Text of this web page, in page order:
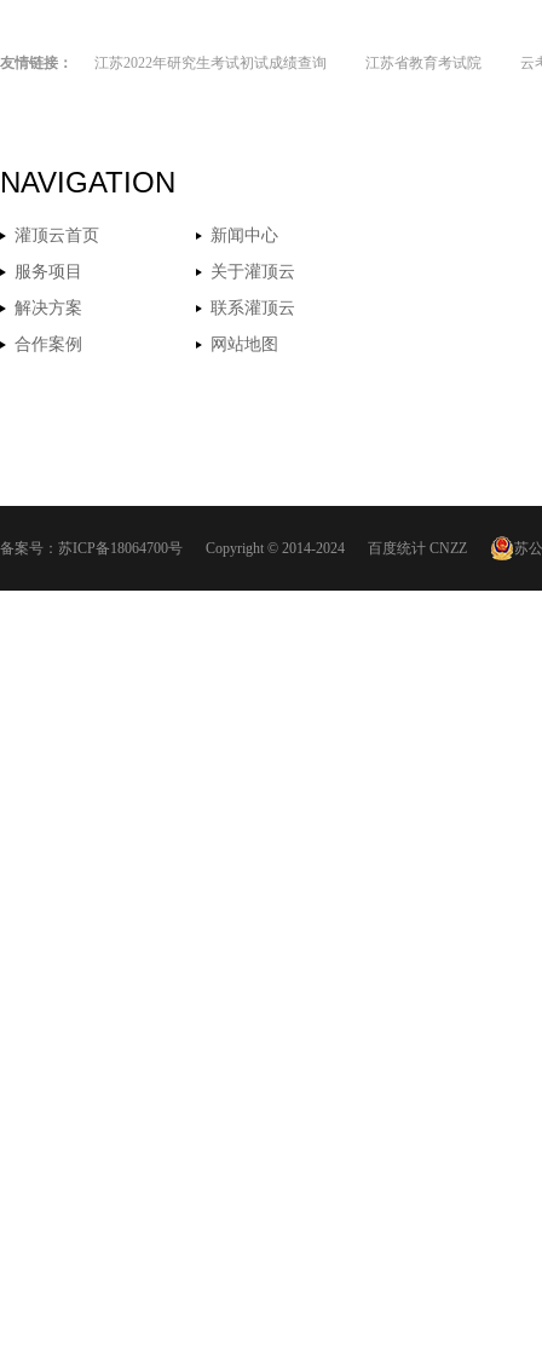
友情链接： 江苏2022年研究生考试初试成绩查询 江苏省教育考试院 云
NAVIGATION
灌顶云首页
新闻中心
服务项目
关于灌顶云
解决方案
联系灌顶云
合作案例
网站地图
备案号： 苏ICP备18064700号 Copyright © 2014-2024 百度统计 CNZZ 苏